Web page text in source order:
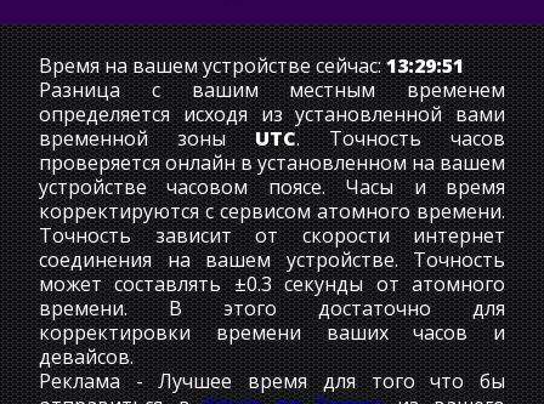
Время на вашем устройстве сейчас:13:29:52
Разница с вашим местным временем
определяется исходя из установленной вами
временной зоныUTC. Точность часов
проверяется онлайн в установленном на вашем
устройстве часовом поясе. Часы и время
корректируются с сервисом атомного времени.
Точность зависит от скорости интернет
соединения на вашем устройстве. Точность
может составлять ±0.3 секунды от атомного
времени. В этого достаточно для
корректировки времени ваших часов и
девайсов.
Реклама - Лучшее время для того что бы